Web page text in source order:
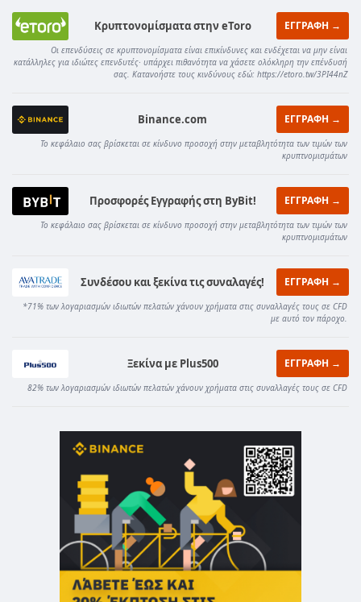
Κρυπτονομίσματα στην eToro ΕΓΓΡΑΦΗ →
Οι επενδύσεις σε κρυπτονομίσματα είναι επικίνδυνες και ενδέχεται να μην είναι
κατάλληλες για ιδιώτες επενδυτές· υπάρχει πιθανότητα να χάσετε ολόκληρη την επένδυσή
σας. Κατανοήστε τους κινδύνους εδώ: https://etoro.tw/3PI44nZ
Binance.com ΕΓΓΡΑΦΗ →
Το κεφάλαιο σας βρίσκεται σε κίνδυνο προσοχή στην μεταβλητότητα των τιμών των
κρυπτνομισμάτων
Προσφορές Εγγραφής στη ByBit! ΕΓΓΡΑΦΗ →
Το κεφάλαιο σας βρίσκεται σε κίνδυνο προσοχή στην μεταβλητότητα των τιμών των
κρυπτνομισμάτων
Συνδέσου και ξεκίνα τις συναλαγές! ΕΓΓΡΑΦΗ →
*71% των λογαριασμών ιδιωτών πελατών χάνουν χρήματα στις συναλλαγές τους σε CFD
με αυτό τον πάροχο.
Ξεκίνα με Plus500 ΕΓΓΡΑΦΗ →
82% των λογαριασμών ιδιωτών πελατών χάνουν χρήματα στις συναλλαγές τους σε CFD